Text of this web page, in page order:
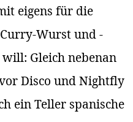
eigens für die
Wurst und -
will: Gleich nebenan
Disco und Nightfly
ein Teller spanische